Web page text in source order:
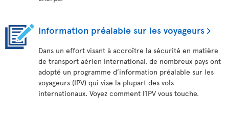
Information préalable sur les voyageurs
Dans un effort visant à accroître la sécurité en matière
de transport aérien international, de nombreux pays ont
adopté un programme d’information préalable sur les
voyageurs (IPV) qui vise la plupart des vols
internationaux. Voyez comment l’IPV vous touche.